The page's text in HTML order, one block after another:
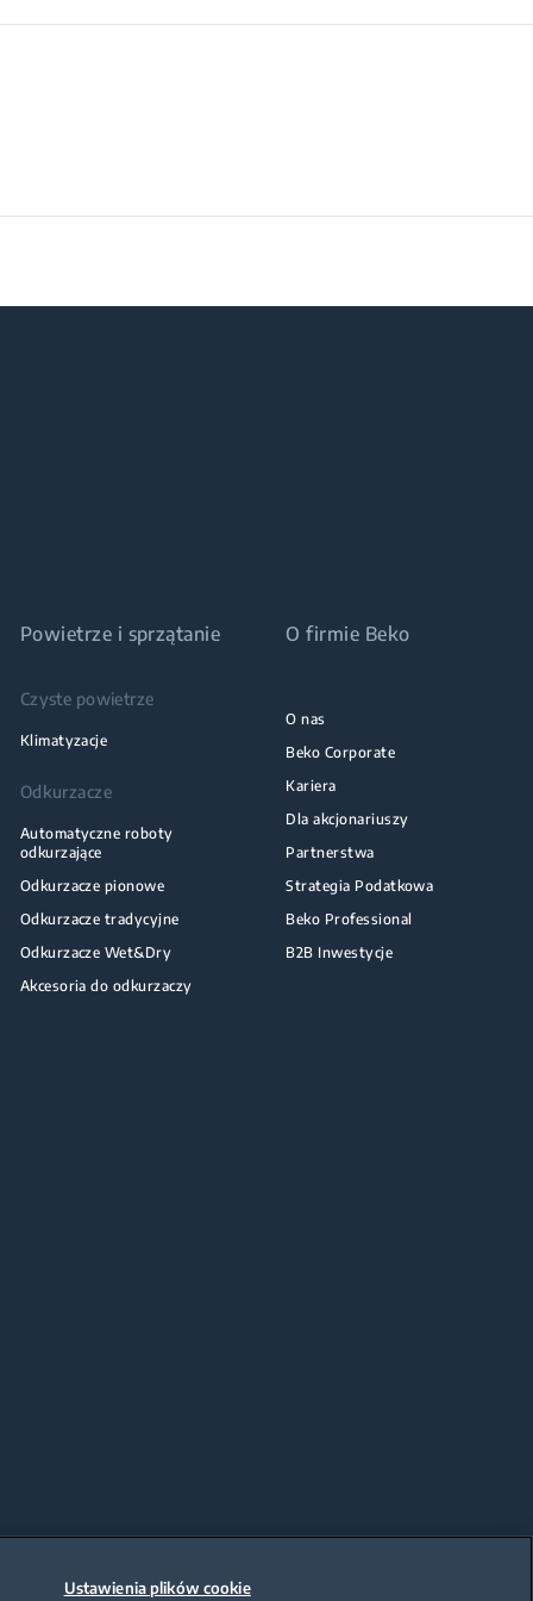
Powietrze i sprzątanie
Czyste powietrze
Klimatyzacje
Odkurzacze
Automatyczne roboty
odkurzające
Odkurzacze pionowe
Odkurzacze tradycyjne
Odkurzacze Wet&Dry
Akcesoria do odkurzaczy
O firmie Beko
O nas
Beko Corporate
Kariera
Dla akcjonariuszy
Partnerstwa
Strategia Podatkowa
Beko Professional
B2B Inwestycje
Ustawienia plików cookie